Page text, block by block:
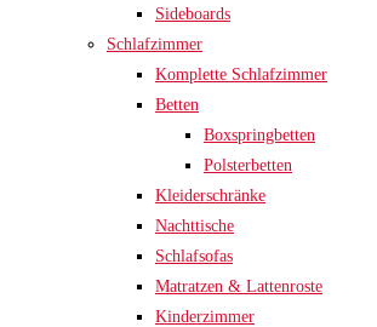
Sideboards
Schlafzimmer
Komplette Schlafzimmer
Betten
Boxspringbetten
Polsterbetten
Kleiderschränke
Nachttische
Schlafsofas
Matratzen & Lattenroste
Kinderzimmer